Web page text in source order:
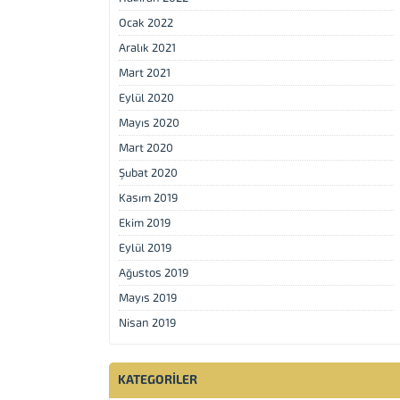
Ocak 2022
Aralık 2021
Mart 2021
Eylül 2020
Mayıs 2020
Mart 2020
Şubat 2020
Kasım 2019
Ekim 2019
Eylül 2019
Ağustos 2019
Mayıs 2019
Nisan 2019
KATEGORILER